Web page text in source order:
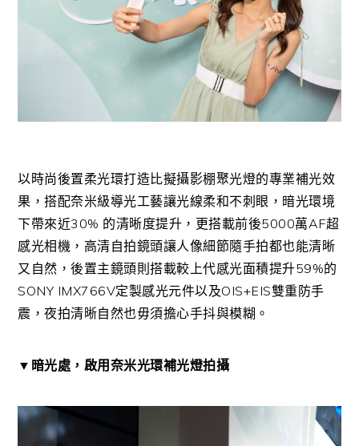
以時尚後置柔光環打造比擬攝影棚聚光燈的專業補光效
果，搭配奈米級導光工藝讓光線柔和不刺眼，暗光環境
下帶來近30% 的清晰度提升，更搭載前後5000萬AF超
感光相機，高清自拍鏡頭讓人像細節隨手拍都也能清晰
又自然，後置主鏡頭則搭載較上代感光面積提升59%的
SONY IMX766V定製感光元件以及OIS+EIS雙重防手
震，夜拍清晰自然也毋須擔心手抖與模糊。
▼暗光處，啟用奈米光環補光燈拍攝